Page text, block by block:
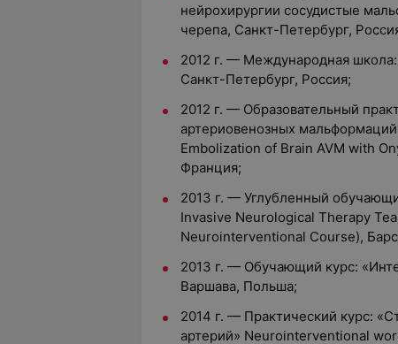
нейрохирургии сосудистые
черепа, Санкт-Петербург,
2012 г. — Международная
Санкт-Петербург, Россия;
2012 г. — Образовательный
артериовенозных
Embolization of Brain AVM with
Франция;
2013 г. — Углубленный
Invasive Neurological Therapy
Neurointerventional Course),
2013 г. — Обучающий курс:
Варшава, Польша;
2014 г. — Практический курс:
артерий» Neurointerventional